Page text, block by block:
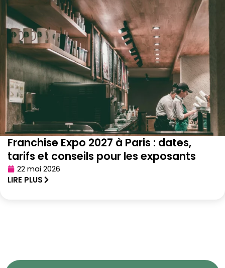
Franchise Expo 2027 à Paris : dates,
tarifs et conseils pour les exposants
22 mai 2026
LIRE PLUS